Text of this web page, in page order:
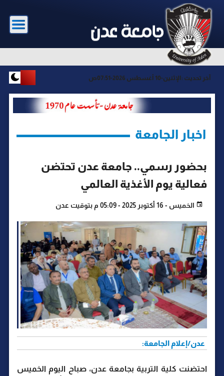
آخر تحديث : الإثنين-10 أغسطس 2026-07:51ص
اخبار الجامعة
بحضور رسمي.. جامعة عدن تحتضن
فعالية يوم الأغذية العالمي
الخميس - 16 أكتوبر 2025 - 05:09 م بتوقيت عدن
عدن/إعلام الجامعة:
احتضنت كلية التربية بجامعة عدن، صباح اليوم الخميس